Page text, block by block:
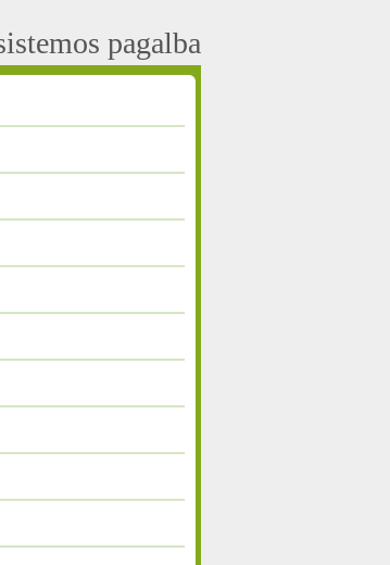
pagalba